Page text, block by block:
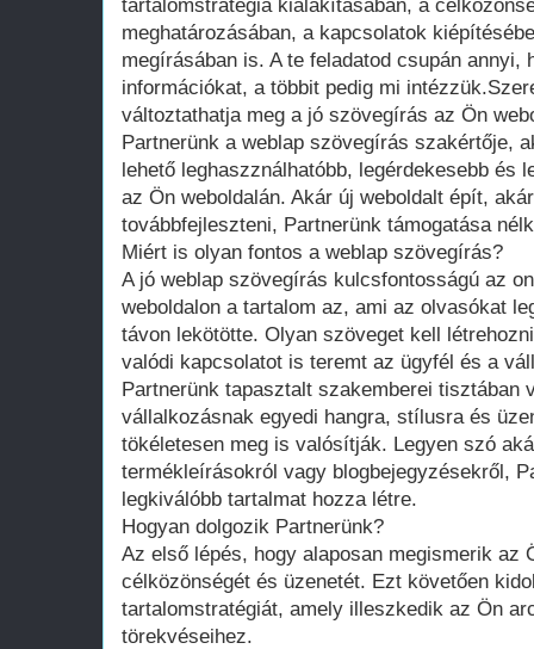
tartalomstratégia kialakításában, a
meghatározásában, a kapcsolatok
megírásában is. A te feladatod csupán annyi,
információkat, a többit pedig mi
változtathatja meg a jó szövegírás az Ön
Partnerünk a weblap szövegírás szakértője,
lehető leghaszználhatóbb, legérdekesebb és
az Ön weboldalán. Akár új weboldalt épít,
továbbfejleszteni, Partnerünk támogatása
Miért is olyan fontos a weblap szövegírás?
A jó weblap szövegírás kulcsfontosságú az
weboldalon a tartalom az, ami az olvasókat
távon lekötötte. Olyan szöveget kell
valódi kapcsolatot is teremt az ügyfél és a
Partnerünk tapasztalt szakemberei tisztában
vállalkozásnak egyedi hangra, stílusra és
tökéletesen meg is valósítják. Legyen szó
termékleírásokról vagy blogbejegyzésekről,
legkiválóbb tartalmat hozza létre.
Hogyan dolgozik Partnerünk?
Az első lépés, hogy alaposan megismerik az
célközönségét és üzenetét. Ezt követően
tartalomstratégiát, amely illeszkedik az Ön
törekvéseihez.